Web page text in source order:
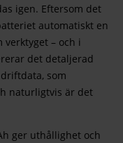
igen. Eftersom det
automatiskt en
– och i
det detaljerad
som
naturligtvis är det
ger uthållighet och